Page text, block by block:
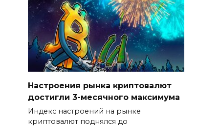
Настроения рынка криптовалют
достигли 3-месячного максимума
Индекс настроений на рынке
криптовалют поднялся до